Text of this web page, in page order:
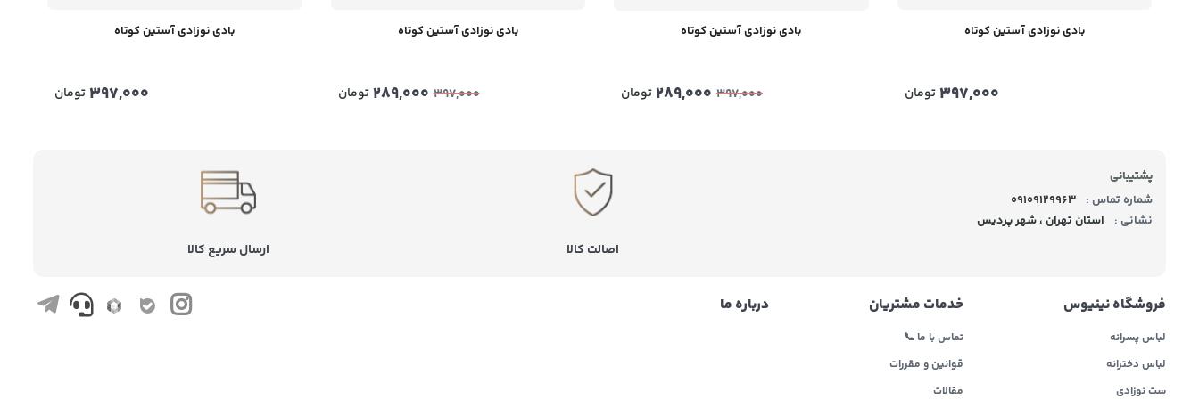
بادی نوزادی آستین کوتاه
397,000 تومان
بادی نوزادی آستین کوتاه
397,000
289,000تومان
بادی نوزادی آستین کوتاه
397,000
289,000 تومان
بادی نوزادی آستین کوتاه
397,000تومان
پشتیبانی
شماره تماس :
09109129963
نشانی :
استان تهران ، شهر پردیس
اصالت کالا ارسال سریع کالا
فروشگاه نینیوس
لباس پسرانه
لباس دخترانه
ست نوزادی
خدمات مشتریان
تماس با ما 📞
قوانین و مقررات
مقالات
درباره ما